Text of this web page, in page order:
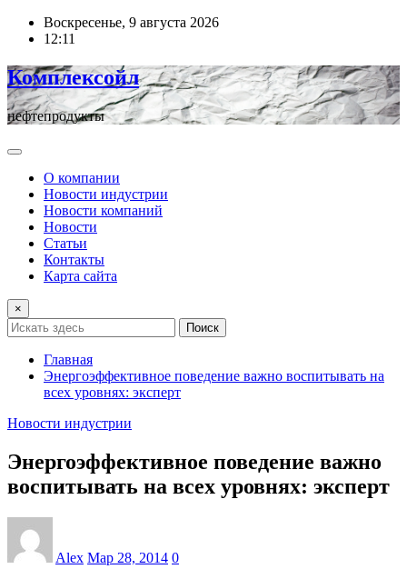
ПерейтиВоскресенье, 9 августа 2026
12:11
Комплексойл
нефтепродукты
О компании
Новости индустрии
Новости компаний
Новости
Статьи
Контакты
Карта сайта
×
Поиск
Главная
Энергоэффективное поведение важно воспитывать на
всех уровнях: эксперт
Новости индустрии
Энергоэффективное поведение важно
воспитывать на всех уровнях: эксперт
Alex Мар 28, 2014 0